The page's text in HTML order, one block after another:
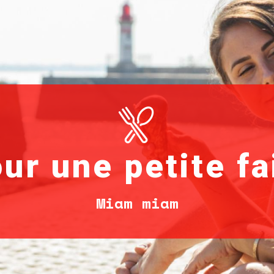
une petite
Miam miam